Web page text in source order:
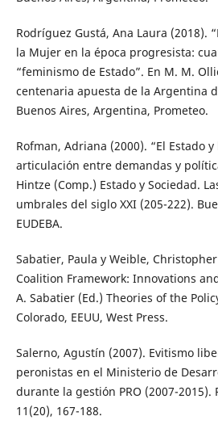
Rodríguez Gustá, Ana Laura (2018).
la Mujer en la época progresista:
“feminismo de Estado”. En M. M.
centenaria apuesta de la Argentina
Buenos Aires, Argentina, Prometeo.
Rofman, Adriana (2000). “El Estado
articulación entre demandas y
Hintze (Comp.) Estado y Sociedad.
umbrales del siglo XXI (205-222).
EUDEBA.
Sabatier, Paula y Weible,
Coalition Framework: Innovations
A. Sabatier (Ed.) Theories of the
Colorado, EEUU, West Press.
Salerno, Agustín (2007). Evitismo
peronistas en el Ministerio de
durante la gestión PRO (2007-2015).
11(20), 167-188.